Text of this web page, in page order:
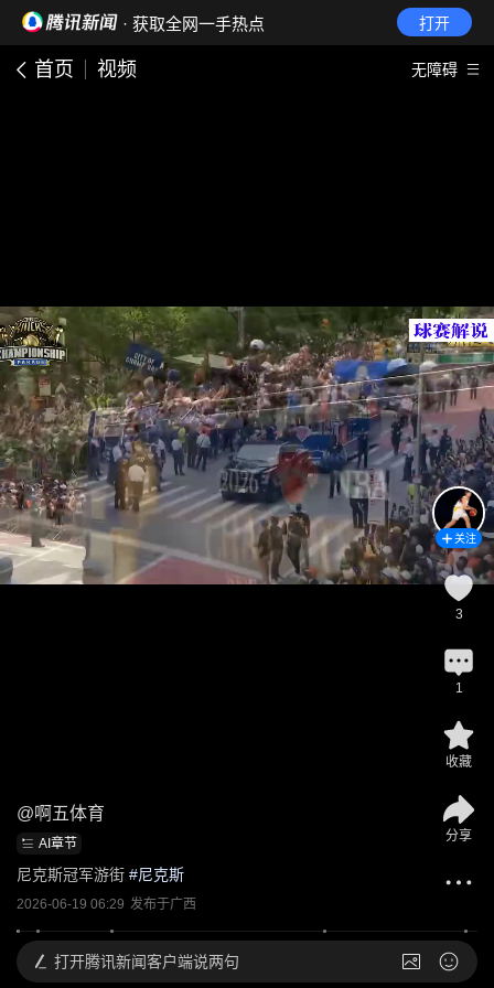
· 获取全网一手热点 打开
首页 视频 无障碍
@啊五体育
AI章节
尼克斯冠军游街 #尼克斯
2026-06-19 06:29 发布于广西
关注
3
1
收藏
分享
打开腾讯新闻客户端说两句